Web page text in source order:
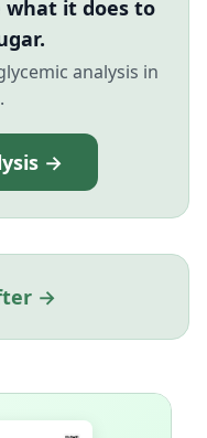
what it does to
analysis in
→
→